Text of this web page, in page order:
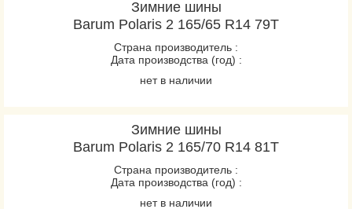
Зимние шины
Barum Polaris 2 165/65 R14 79T
Страна производитель :
Дата производства (год) :
нет в наличии
Зимние шины
Barum Polaris 2 165/70 R14 81T
Страна производитель :
Дата производства (год) :
нет в наличии